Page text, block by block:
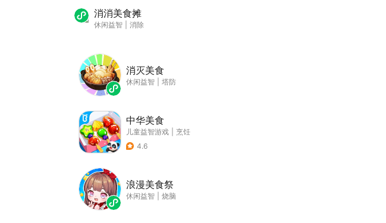
消消美食摊
休闲益智 消除
消灭美食
休闲益智 塔防
中华美食
儿童益智游戏
烹饪
4.6
浪漫美食祭
休闲益智 烧脑